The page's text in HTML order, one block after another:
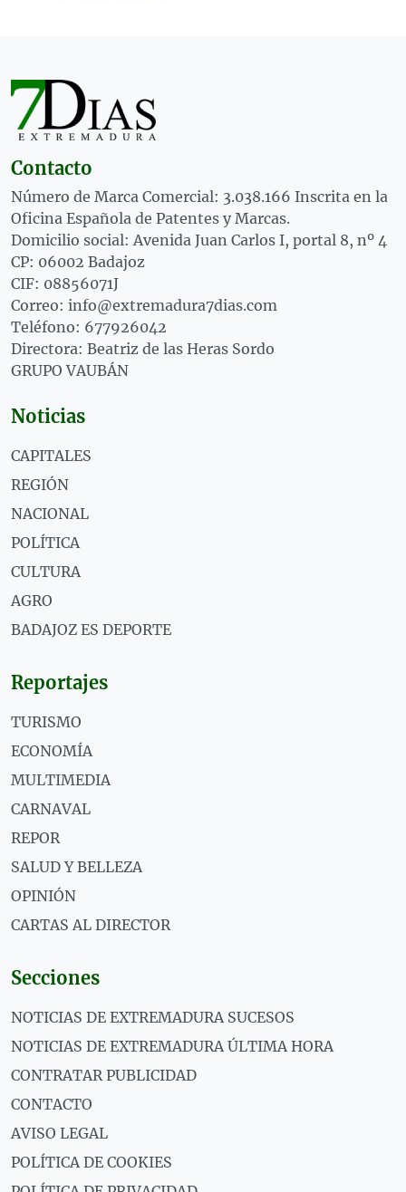
Contacto
Número de Marca Comercial: 3.038.166 Inscrita en la
Oficina Española de Patentes y Marcas.
Domicilio social: Avenida Juan Carlos I, portal 8, nº 4
CP: 06002 Badajoz
CIF: 08856071J
Correo: info@extremadura7dias.com
Teléfono: 677926042
Directora: Beatriz de las Heras Sordo
GRUPO VAUBÁN
Noticias
CAPITALES
REGIÓN
NACIONAL
POLÍTICA
CULTURA
AGRO
BADAJOZ ES DEPORTE
Reportajes
TURISMO
ECONOMÍA
MULTIMEDIA
CARNAVAL
REPOR
SALUD Y BELLEZA
OPINIÓN
CARTAS AL DIRECTOR
Secciones
NOTICIAS DE EXTREMADURA SUCESOS
NOTICIAS DE EXTREMADURA ÚLTIMA HORA
CONTRATAR PUBLICIDAD
CONTACTO
AVISO LEGAL
POLÍTICA DE COOKIES